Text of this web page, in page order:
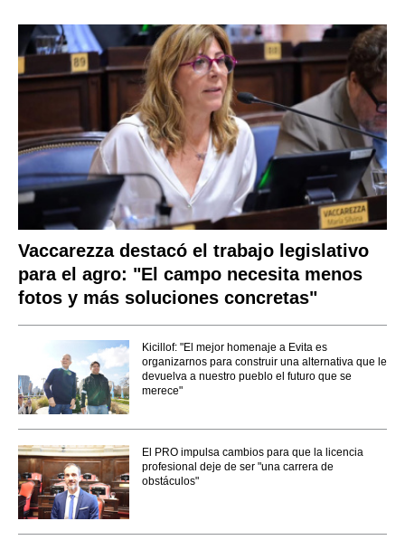
Vaccarezza destacó el trabajo legislativo
para el agro: "El campo necesita menos
fotos y más soluciones concretas"
Kicillof: "El mejor homenaje a Evita es
organizarnos para construir una alternativa que le
devuelva a nuestro pueblo el futuro que se
merece"
El PRO impulsa cambios para que la licencia
profesional deje de ser "una carrera de
obstáculos"